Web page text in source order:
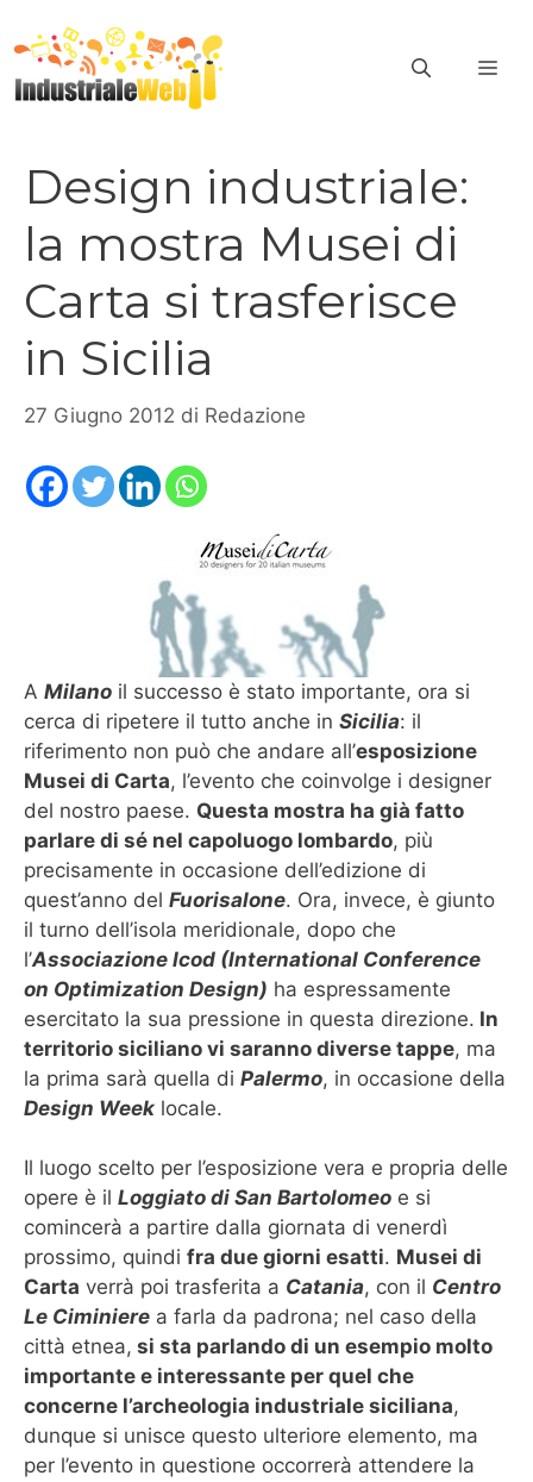
al
contenuto
Design industriale:
la mostra Musei di
Carta si trasferisce
in Sicilia
27 Giugno 2012 di Redazione
A Milano il successo è stato importante, ora si
cerca di ripetere il tutto anche in Sicilia: il
riferimento non può che andare all’esposizione
Musei di Carta, l’evento che coinvolge i designer
del nostro paese. Questa mostra ha già fatto
parlare di sé nel capoluogo lombardo, più
precisamente in occasione dell’edizione di
quest’anno del Fuorisalone. Ora, invece, è giunto
il turno dell’isola meridionale, dopo che
l’Associazione Icod (International Conference
on Optimization Design) ha espressamente
esercitato la sua pressione in questa direzione. In
territorio siciliano vi saranno diverse tappe, ma
la prima sarà quella di Palermo, in occasione della
Design Week locale.
Il luogo scelto per l’esposizione vera e propria delle
opere è il Loggiato di San Bartolomeo e si
comincerà a partire dalla giornata di venerdì
prossimo, quindi fra due giorni esatti. Musei di
Carta verrà poi trasferita a Catania, con il Centro
Le Ciminiere a farla da padrona; nel caso della
città etnea, si sta parlando di un esempio molto
importante e interessante per quel che
concerne l’archeologia industriale siciliana,
dunque si unisce questo ulteriore elemento, ma
per l’evento in questione occorrerà attendere la